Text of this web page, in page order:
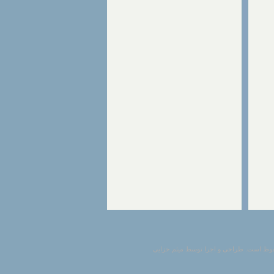
است. طراحی و اجرا توسط میثم خزایی